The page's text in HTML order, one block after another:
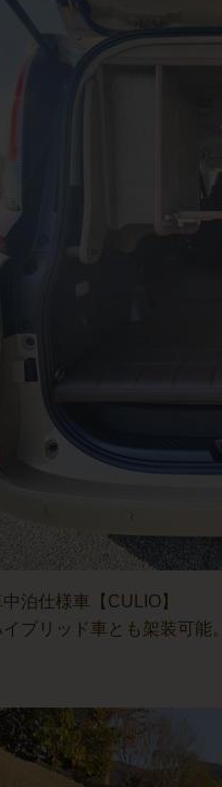
泊仕様車【CULIO】
ブリッド車とも架装可能。